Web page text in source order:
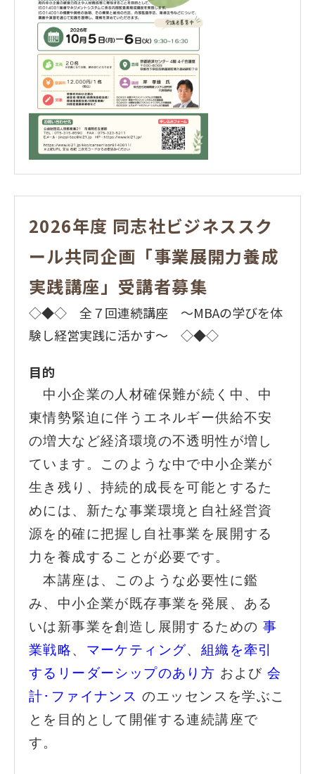
2026年度 同志社ビジネススク
ール共同企画「事業展開力養成
実践講座」受講者募集
◇◆◇ 全７回連続講座 ～MBAの学びを体
験し経営実践に活かす～ ◇◆◇
目的
中小企業の人材確保難が続く中、中
東情勢緊迫に伴うエネルギー供給不安
の増大など経済環境の不透明性が増し
ています。このような中で中小企業が
生き残り、持続的成長を可能とするた
めには、新たな事業環境と自社経営資
源を的確に把握し自社事業を展開する
力を養成することが必要です。
本講座は、このような必要性に鑑
み、中小企業が既存事業を発展、ある
いは新事業を創造し展開するための 事
業戦略、 マーケティング、 組織を牽引
するリーダーシップのあり方 および会
計･ファイナンス のエッセンスを学ぶこ
とを目的として開催する連続講座で
す。